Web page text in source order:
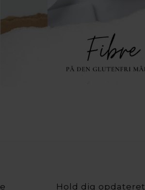
Hold dig opdateret